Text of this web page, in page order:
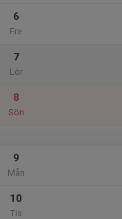
6
Fre
7
Lör
8
Sön
9
Mån
10
Tis